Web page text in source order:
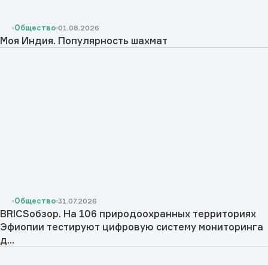
Общество 01.08.2026
Моя Индия. Популярность шахмат
Общество 31.07.2026
BRICSобзор. На 106 природоохранных территориях
Эфиопии тестируют цифровую систему мониторинга
д...